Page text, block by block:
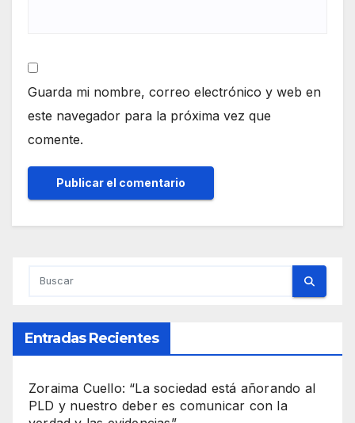
Guarda mi nombre, correo electrónico y web en
este navegador para la próxima vez que
comente.
Entradas Recientes
Zoraima Cuello: “La sociedad está añorando al
PLD y nuestro deber es comunicar con la